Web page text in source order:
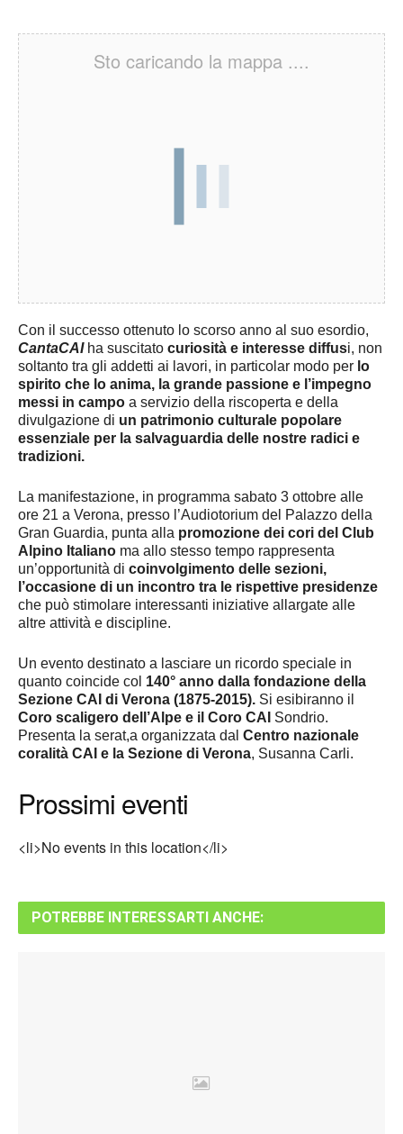
Sto caricando la mappa ....
Con il successo ottenuto lo scorso anno al suo esordio,
CantaCAIha suscitato curiosità e interesse diffusi, non
soltanto tra gli addetti ai lavori, in particolar modo per lo
spirito che lo anima, la grande passione e l’impegno
messi in campo a servizio della riscoperta e della
divulgazione di un patrimonio culturale popolare
essenziale per la salvaguardia delle nostre radici e
tradizioni.
La manifestazione, in programma sabato 3 ottobre alle
ore 21 a Verona, presso l’Audiotorium del Palazzo della
Gran Guardia, punta alla promozione dei cori del Club
Alpino Italiano ma allo stesso tempo rappresenta
un’opportunità di coinvolgimento delle sezioni,
l’occasione di un incontro tra le rispettive presidenze
che può stimolare interessanti iniziative allargate alle
altre attività e discipline.
Un evento destinato a lasciare un ricordo speciale in
quanto coincide col 140° anno dalla fondazione della
Sezione CAI di Verona (1875-2015). Si esibiranno il
Coro scaligero dell’Alpe e il Coro CAI Sondrio.
Presenta la serat,a organizzata dal Centro nazionale
coralità CAI e la Sezione di Verona, Susanna Carli.
Prossimi eventi
<li>No events in this location</li>
POTREBBE INTERESSARTI ANCHE: